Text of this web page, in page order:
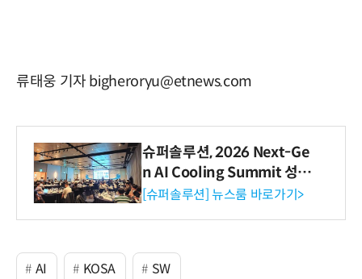
류태웅 기자 bigheroryu@etnews.com
슈퍼솔루션, 2026 Next-Ge
n AI Cooling Summit 성황
리 성료
[슈퍼솔루션] 뉴스룸 바로가기>
AI KOSA SW